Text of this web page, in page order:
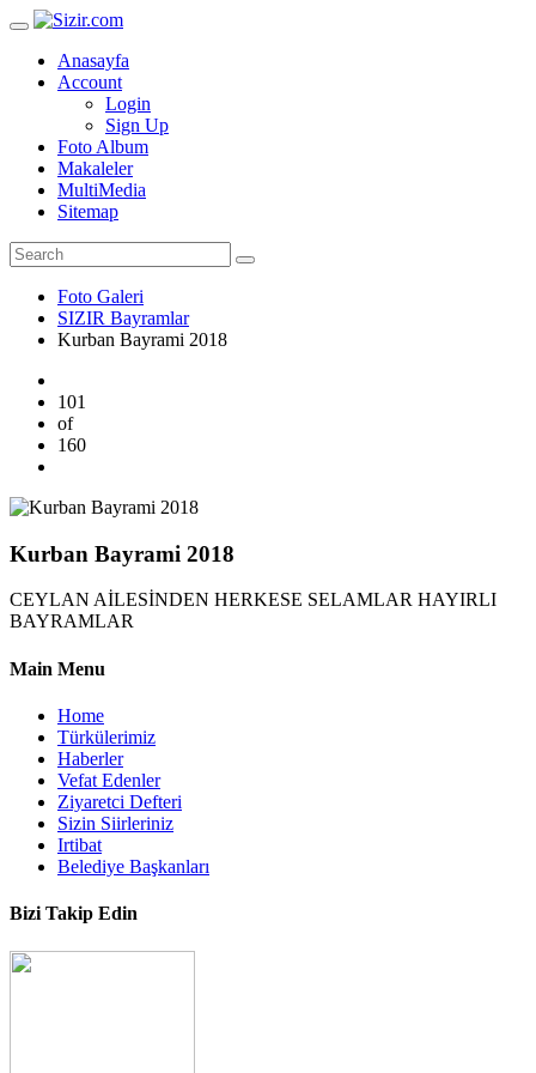
Anasayfa
Account
Login
Sign Up
Foto Album
Makaleler
MultiMedia
Sitemap
Foto Galeri
SIZIR Bayramlar
Kurban Bayrami 2018
101
of
160
Kurban Bayrami 2018
CEYLAN AİLESİNDEN HERKESE SELAMLAR HAYIRLI
BAYRAMLAR
Main Menu
Home
Türkülerimiz
Haberler
Vefat Edenler
Ziyaretci Defteri
Sizin Siirleriniz
Irtibat
Belediye Başkanları
Bizi Takip Edin